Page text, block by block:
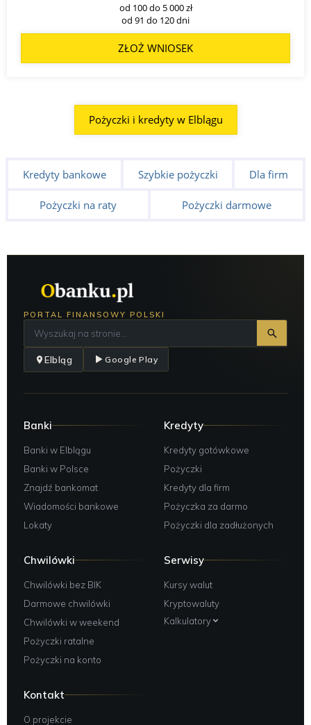
od 100 do 5 000 zł
od 91 do 120 dni
ZŁOŻ WNIOSEK
Pożyczki i kredyty w Elblągu
Kredyty bankowe Szybkie pożyczki Dla firm
Pożyczki na raty Pożyczki darmowe
PORTAL FINANSOWY POLSKI
Elbląg Google Play
Banki
Banki w Elblągu
Banki w Polsce
Znajdź bankomat
Wiadomości bankowe
Lokaty
Kredyty
Kredyty gotówkowe
Pożyczki
Kredyty dla firm
Pożyczka za darmo
Pożyczki dla zadłużonych
Chwilówki
Chwilówki bez BIK
Darmowe chwilówki
Chwilówki w weekend
Pożyczki ratalne
Pożyczki na konto
Serwisy
Kursy walut
Kryptowaluty
Kalkulatory
Kontakt
O projekcie